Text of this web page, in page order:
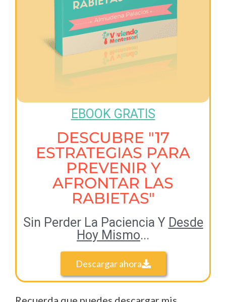
EBOOK GRATIS
DESCUBRE "17
ESTRATEGIAS PARA
PREVENIR Y
AFRONTAR LAS
RABIETAS"
Sin Perder La Paciencia Y Desde
Hoy Mismo...
Descargar ahora